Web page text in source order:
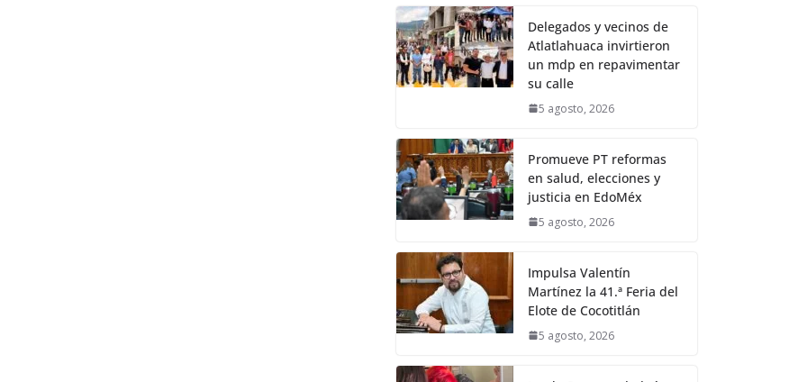
Delegados y vecinos de
Atlatlahuaca invirtieron
un mdp en repavimentar
su calle
5 agosto, 2026
Promueve PT reformas
en salud, elecciones y
justicia en EdoMéx
5 agosto, 2026
Impulsa Valentín
Martínez la 41.ª Feria del
Elote de Cocotitlán
5 agosto, 2026